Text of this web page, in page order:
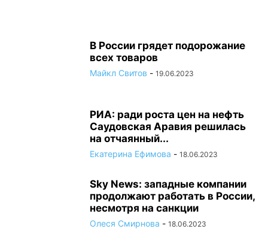
В России грядет подорожание
всех товаров
Майкл Свитов - 19.06.2023
РИА: ради роста цен на нефть
Саудовская Аравия решилась
на отчаянный...
Екатерина Ефимова - 18.06.2023
Sky News: западные компании
продолжают работать в России,
несмотря на санкции
Олеся Смирнова - 18.06.2023